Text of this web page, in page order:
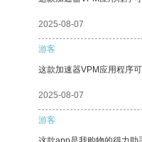
2025-08-07
游客
这款加速器VPM应用程序
2025-08-07
游客